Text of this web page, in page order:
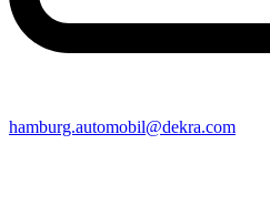
hamburg​.automobil@​dekra.com